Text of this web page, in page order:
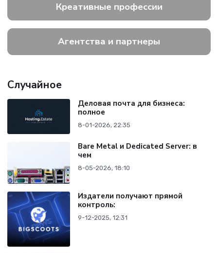
Креативные профессии
Агентства и партнеры
Случайное
Деловая почта для бизнеса:
полное
8-01-2026, 22:35
Bare Metal и Dedicated Server: в
чем
8-05-2026, 18:10
Издатели получают прямой
контроль:
9-12-2025, 12:31